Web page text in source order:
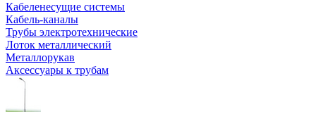
Кабеленесущие системы
Кабель-каналы
Трубы электротехнические
Лоток металлический
Металлорукав
Аксессуары к трубам